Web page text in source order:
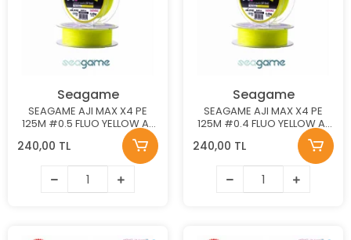
Seagame
SEAGAME AJI MAX X4 PE
125M #0.5 FLUO YELLOW Aji
240,00 TL
Seagame
SEAGAME AJI MAX X4 PE
125M #0.4 FLUO YELLOW Aji
240,00 TL